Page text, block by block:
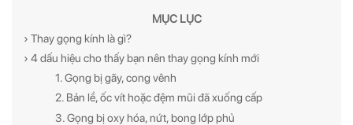
MỤC LỤC
› Thay gọng kính là gì?
› 4 dấu hiệu cho thấy bạn nên thay gọng kính mới
1. Gọng bị gãy, cong vênh
2. Bản lề, ốc vít hoặc đệm mũi đã xuống cấp
3. Gọng bị oxy hóa, nứt, bong lớp phủ